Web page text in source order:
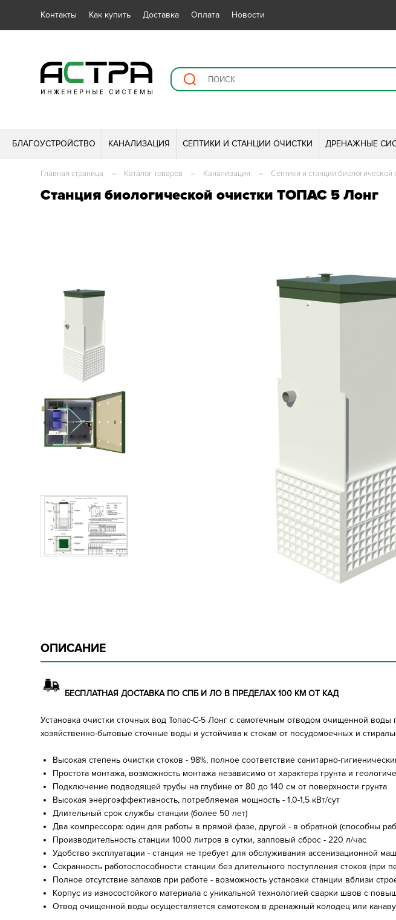
Контакты Как купить Доставка Оплата Новости
БЛАГОУСТРОЙСТВО КАНАЛИЗАЦИЯ СЕПТИКИ И СТАНЦИИ ОЧИСТКИ ДРЕНАЖНЫЕ
Главная страница – Каталог товаров – Канализация – Септики и станции биологической
Станция биологической очистки ТОПАС 5 Лонг
ОПИСАНИЕ
БЕСПЛАТНАЯ ДОСТАВКА ПО СПБ И ЛО В ПРЕДЕЛАХ 100 КМ ОТ КАД
Установка очистки сточных вод Топас-С-5 Лонг с самотечным отводом очищенной
хозяйственно-бытовые сточные воды и устойчива к стокам от посудомоечных и
Высокая степень очистки стоков - 98%, полное соответствие санитарно-
Простота монтажа, возможность монтажа независимо от характера грунта и
Подключение подводящей трубы на глубине от 80 до 140 см от поверхности грунта
Высокая энергоэффективность, потребляемая мощность - 1,0-1,5 кВт/сут
Длительный срок службы станции (более 50 лет)
Два компрессора: один для работы в прямой фазе, другой - в обратной (способны
Производительность станции 1000 литров в сутки, залповый сброс - 220 л/час
Удобство эксплуатации - станция не требует для обслуживания ассенизационной
Сохранность работоспособности станции без длительного поступления стоков (при
Полное отсутствие запахов при работе - возможность установки станции вблизи
Корпус из износостойкого материала с уникальной технологией сварки швов с
Отвод очищенной воды осуществляется самотеком в дренажный колодец или канаву